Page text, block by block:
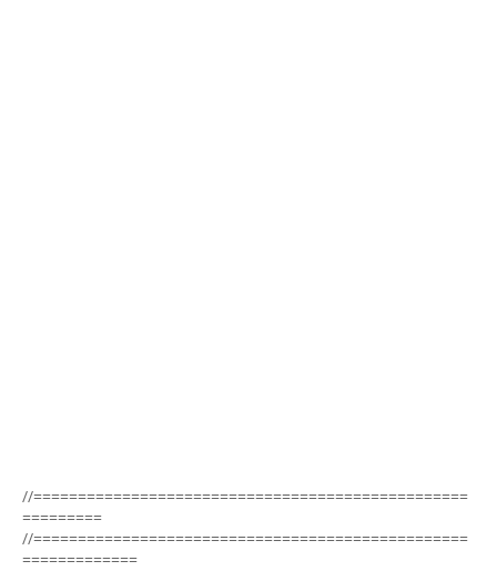
//=================================================
=========
//=================================================
=============